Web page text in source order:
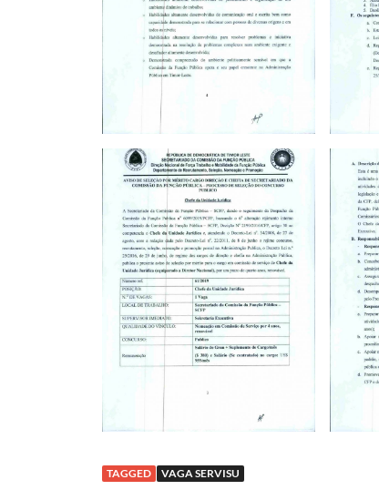
TAGGED VAGA SERVISU